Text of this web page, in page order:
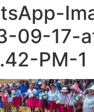
09-17-
PM-1